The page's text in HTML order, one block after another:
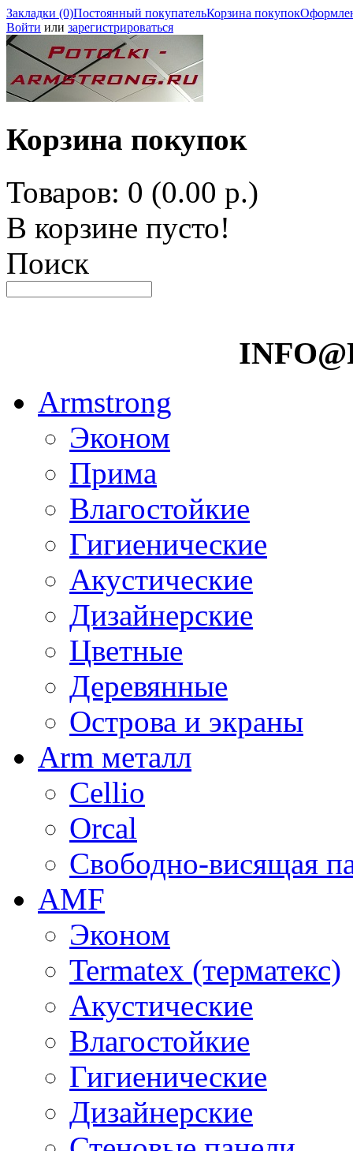
Закладки (0)Постоянный покупательКорзина покупок
Войти или зарегистрироваться
Корзина покупок
Товаров: 0 (0.00 р.)
В корзине пусто!
Поиск
Armstrong
Эконом
Прима
Влагостойкие
Гигиенические
Акустические
Дизайнерские
Цветные
Деревянные
Острова и экраны
Arm металл
Cellio
Orcal
Свободно-висящая
AMF
Эконом
Termatex (терматекс)
Акустические
Влагостойкие
Гигиенические
Дизайнерские